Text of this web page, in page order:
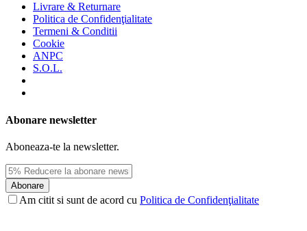
Livrare & Returnare
Politica de Confidenţialitate
Termeni & Conditii
Cookie
ANPC
S.O.L.
Abonare newsletter
Aboneaza-te la newsletter.
Abonare
Am citit si sunt de acord cu Politica de Confidenţialitate